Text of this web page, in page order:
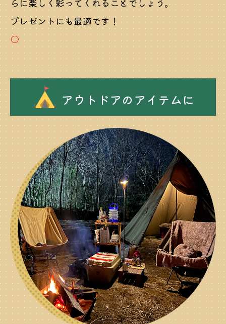
らに楽しく彩ってくれることでしょう。
プレゼントにも最適です！
○
アウトドアのアイテムに